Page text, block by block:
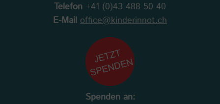
Telefon +41 (0)43 488 50 40
E-Mail office@kinderinnot.ch
Spenden an: